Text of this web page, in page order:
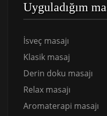
Uyguladığım
İsveç masajı
Klasik masaj
Derin doku masajı
Relax masajı
Aromaterapi masajı